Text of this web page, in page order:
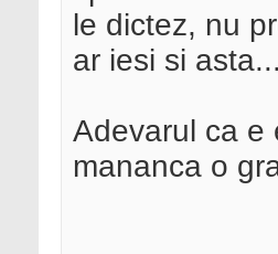
le dictez, nu
ar iesi si asta...
Adevarul ca e
mananca o